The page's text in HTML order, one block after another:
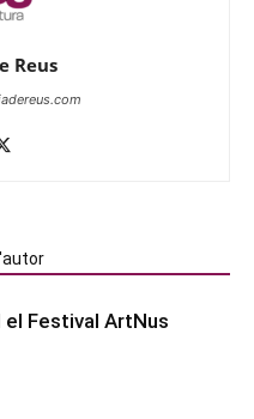
Reus
el Festival ArtNus